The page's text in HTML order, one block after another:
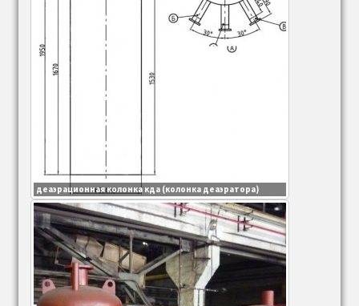
деаэрационная колонка кда (колонка деаэратора)